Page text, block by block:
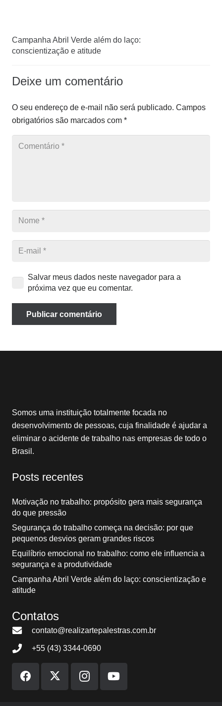
Campanha Abril Verde além do laço:
conscientização e atitude
Deixe um comentário
O seu endereço de e-mail não será publicado. Campos
obrigatórios são marcados com *
Salvar meus dados neste navegador para a
próxima vez que eu comentar.
Publicar comentário
Somos uma instituição totalmente focada no
desenvolvimento de pessoas, cuja finalidade é ajudar a
eliminar o acidente de trabalho nas empresas de todo o
Brasil.
Posts recentes
Motivação no trabalho: propósito gera mais segurança
do que pressão
Segurança do trabalho começa na decisão: por que
pequenos desvios geram grandes riscos
Equilíbrio emocional no trabalho: como ele influencia a
segurança e a produtividade
Campanha Abril Verde além do laço: conscientização e
atitude
Contatos
contato@realizartepalestras.com.br
+55 (43) 3344-0690